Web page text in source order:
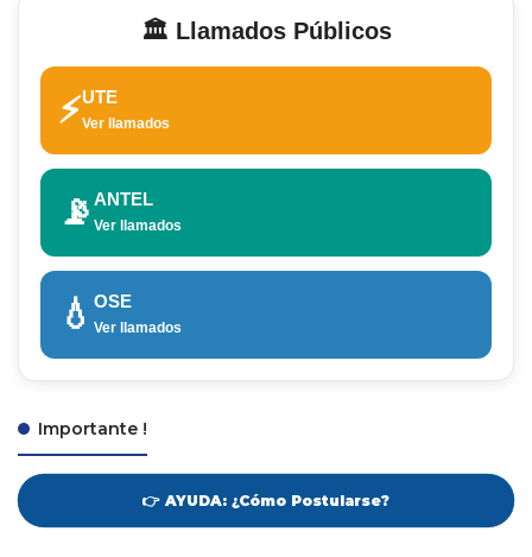
🏛️ Llamados Públicos
⚡UTE
Ver llamados
📡 ANTEL
Ver llamados
💧 OSE
Ver llamados
Importante !
👉 AYUDA: ¿Cómo Postularse?